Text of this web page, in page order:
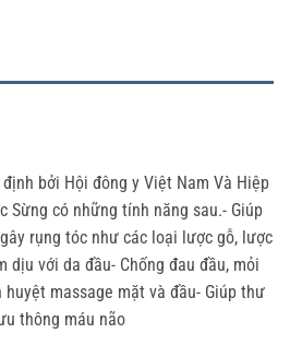
bởi Hội đông y Việt Nam Và Hiệp
Sừng có những tính năng sau.- Giúp
rụng tóc như các loại lược gỗ, lược
dịu với da đầu- Chống đau đầu, mỏi
massage mặt và đầu- Giúp thư
thông máu não